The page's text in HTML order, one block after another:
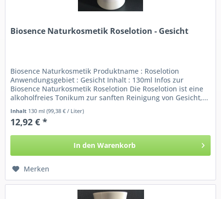
Biosence Naturkosmetik Roselotion - Gesicht
Biosence Naturkosmetik Produktname : Roselotion
Anwendungsgebiet : Gesicht Inhalt : 130ml Infos zur
Biosence Naturkosmetik Roselotion Die Roselotion ist eine
alkoholfreies Tonikum zur sanften Reinigung von Gesicht,...
Inhalt 130 ml(99,38 € / Liter)
12,92 € *
In den Warenkorb
Merken